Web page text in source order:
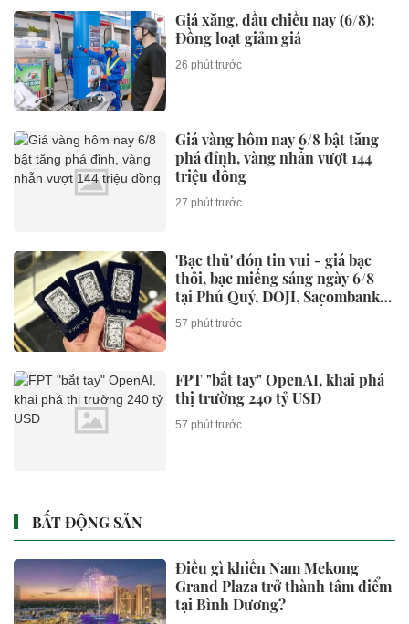
Giá xăng, dầu chiều nay (6/8):
Đồng loạt giảm giá
26 phút trước
Giá vàng hôm nay 6/8 bật tăng
phá đỉnh, vàng nhẫn vượt 144
triệu đồng
27 phút trước
'Bạc thủ' đón tin vui - giá bạc
thỏi, bạc miếng sáng ngày 6/8
tại Phú Quý, DOJI, Sacombank,
Bảo Tín Mạnh Hải thế nào?
57 phút trước
FPT "bắt tay" OpenAI, khai phá
thị trường 240 tỷ USD
57 phút trước
BẤT ĐỘNG SẢN
Điều gì khiến Nam Mekong
Grand Plaza trở thành tâm điểm
tại Bình Dương?